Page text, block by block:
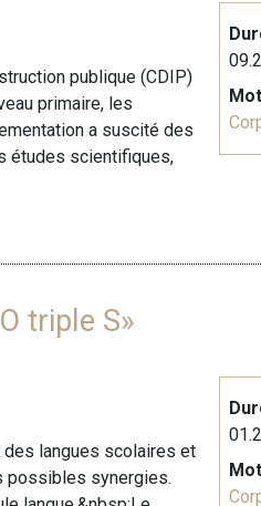
publique (CDIP)
primaire, les
a suscité des
études scientifiques,
triple S»
des langues scolaires et
possibles synergies.